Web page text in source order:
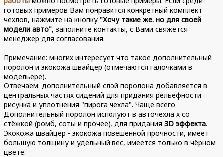
готовых примеров Вам понравится конкретный комплект
чехлов, нажмите на кнопку "Хочу такие же. но для своей
модели авто", заполните контакты, с Вами свяжется
менеджер для согласования.
Примечание: многих интересует что такое дополнительный
поролон и экокожа швайцер (отмечаются галочками в
модельере).
Отвечаем: дополнительный слой поролона добавляется в
центральных частях сидений для придания рельефности
рисунка и уплотнения "пирога чехла". Чаще всего
Дополнительный поролон исполуют в авточехла х со
стёжкой (ромб, соты и прочее), для придания3D эффекта.
Экокожа швайцер - экокожа повешенной прочности, имеет
большую толщину и удельный вес, имеется только в чёрном
цвете.